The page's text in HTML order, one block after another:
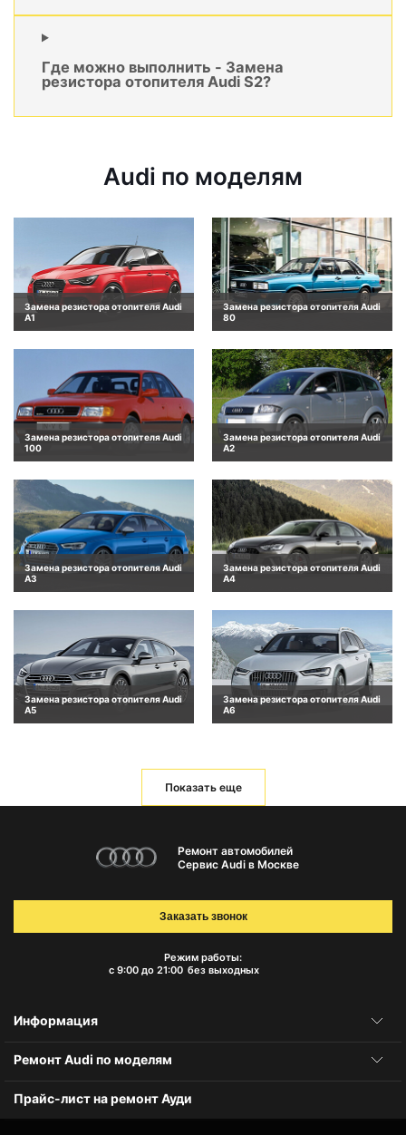
Где можно выполнить - Замена
резистора отопителя Audi S2?
Audi по моделям
Замена резистора отопителя Audi
A1
Замена резистора отопителя Audi
80
Замена резистора отопителя Audi
100
Замена резистора отопителя Audi
A2
Замена резистора отопителя Audi
A3
Замена резистора отопителя Audi
A4
Замена резистора отопителя Audi
A5
Замена резистора отопителя Audi
A6
Показать еще
Ремонт автомобилей
Сервис Audi в Москве
Режим работы:
с 9:00 до 21:00 без выходных
Заказать звонок
Информация
Ремонт Audi по моделям
Прайс-лист на ремонт Ауди